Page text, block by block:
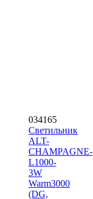
034165
Светильник
ALT-
CHAMPAGNE-
L1000-
3W
Warm3000
(DG,